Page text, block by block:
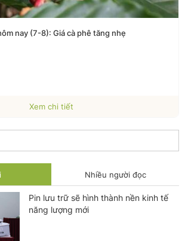
nay (7-8): Giá cà phê tăng nhẹ
Xem chi tiết
Nhiều người đọc
Pin lưu trữ sẽ hình thành nền kinh tế
năng lượng mới